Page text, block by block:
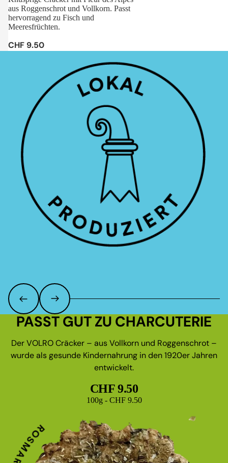
aus Roggenschrot und Vollkorn. Passt
hervorragend zu Fisch und
Meeresfrüchten.
CHF 9.50
PASST GUT ZU CHARCUTERIE
Der VOLRO Cräcker – aus Vollkorn und Roggenschrot –
wurde als gesunde Kindernahrung in den 1920er Jahren
entwickelt.
CHF 9.50
Grundpreis
100g - CHF 9.50